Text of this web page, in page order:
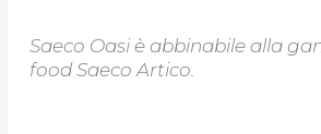
Saeco Oasi è abbinabile alla
food Saeco Artico.